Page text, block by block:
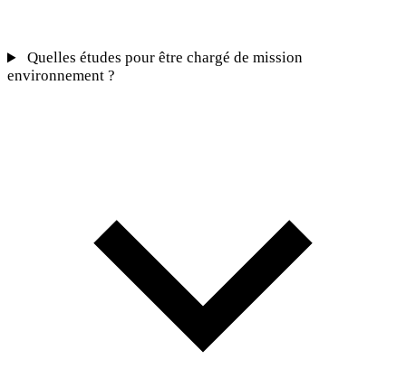
Quelles études pour être chargé de mission
environnement ?